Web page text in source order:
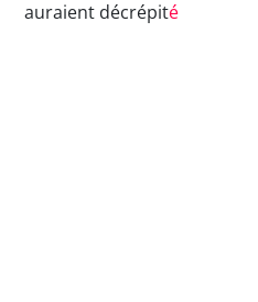
auraient décrépité